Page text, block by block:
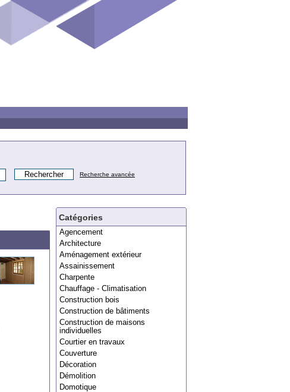
Recherche avancée
Catégories
Agencement
Architecture
Aménagement extérieur
Assainissement
Charpente
Chauffage - Climatisation
Construction bois
Construction de bâtiments
Construction de maisons
individuelles
Courtier en travaux
Couverture
Décoration
Démolition
Domotique